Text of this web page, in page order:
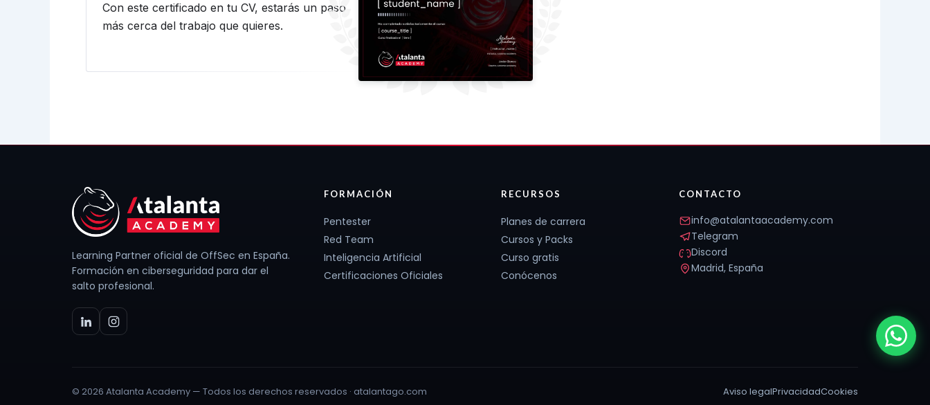
Con este certificado en tu CV, estarás un paso
más cerca del trabajo que quieres.
Learning Partner oficial de OffSec en España.
Formación en ciberseguridad para dar el
salto profesional.
FORMACIÓN
Pentester
Red Team
Inteligencia Artificial
Certificaciones Oficiales
RECURSOS
Planes de carrera
Cursos y Packs
Curso gratis
Conócenos
CONTACTO
info@atalantaacademy.com
Telegram
Discord
Madrid, España
© 2026 Atalanta Academy — Todos los derechos reservados · atalantago.com Aviso legalPrivacidadCookies